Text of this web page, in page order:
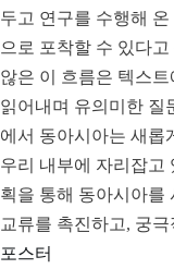
두고 연구를 수행해
으로 포착할 수 있다
않은 이 흐름은 텍스
읽어내며 유의미한 질
에서 동아시아는 새롭
우리 내부에 자리잡고
획을 통해 동아시아를
교류를 촉진하고, 궁
포스터